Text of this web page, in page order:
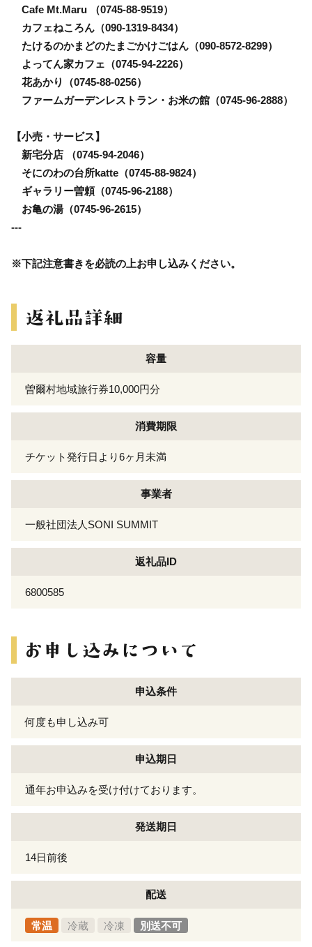
Cafe Mt.Maru （0745-88-9519）
カフェねころん（090-1319-8434）
たけるのかまどのたまごかけごはん（090-8572-8299）
よってん家カフェ（0745-94-2226）
花あかり（0745-88-0256）
ファームガーデンレストラン・お米の館（0745-96-2888）
【小売・サービス】
新宅分店 （0745-94-2046）
そにのわの台所katte（0745-88-9824）
ギャラリー曽頼（0745-96-2188）
お亀の湯（0745-96-2615）
---
※下記注意書きを必読の上お申し込みください。
容量
曽爾村地域旅行券10,000円分
消費期限
チケット発行日より6ヶ月未満
事業者
一般社団法人SONI SUMMIT
返礼品ID
6800585
申込条件
何度も申し込み可
申込期日
通年お申込みを受け付けております。
発送期日
14日前後
配送
常温 冷蔵 冷凍 別送不可